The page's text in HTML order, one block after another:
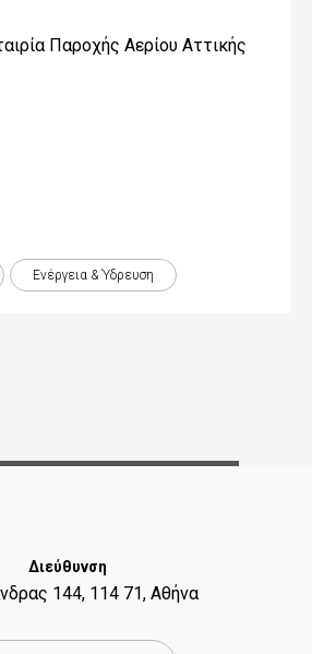
Παροχής Αερίου Αττικής
Ενέργεια & Ύδρευση
Διεύθυνση
144, 114 71, Αθήνα